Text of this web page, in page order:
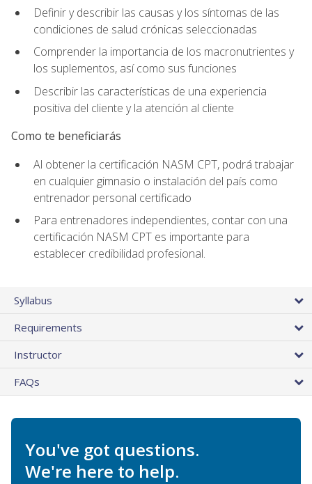
Definir y describir las causas y los síntomas de las
condiciones de salud crónicas seleccionadas
Comprender la importancia de los macronutrientes y
los suplementos, así como sus funciones
Describir las características de una experiencia
positiva del cliente y la atención al cliente
Como te beneficiarás
Al obtener la certificación NASM CPT, podrá trabajar
en cualquier gimnasio o instalación del país como
entrenador personal certificado
Para entrenadores independientes, contar con una
certificación NASM CPT es importante para
establecer credibilidad profesional.
Syllabus
Requirements
Instructor
FAQs
You've got questions.
We're here to help.